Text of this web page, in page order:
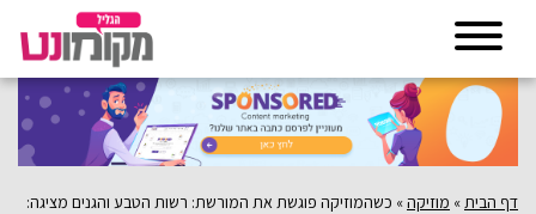
דף הבית » מוזיקה» כשהמוזיקה פוגשת את המורשת: רשות הטבע והגנים מציגה: